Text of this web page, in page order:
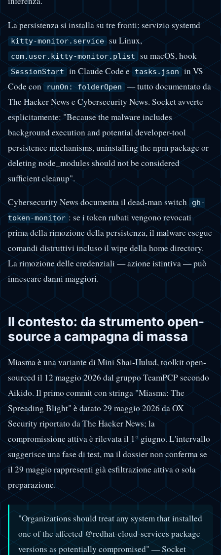
La persistenza si installa su tre fronti: servizio systemd
kitty-monitor.service su Linux,
com.user.kitty-monitor.plist su macOS, hook
SessionStart in Claude Code e tasks.json in VS
Code con runOn: folderOpen — tutto documentato da
The Hacker News e Cybersecurity News. Socket avverte
esplicitamente: "Because the malware includes
background execution and potential developer-tool
persistence mechanisms, uninstalling the npm package or
deleting node_modules should not be considered
sufficient cleanup".
Cybersecurity News documenta il dead-man switch gh-
token-monitor : se i token rubati vengono revocati
prima della rimozione della persistenza, il malware esegue
comandi distruttivi incluso il wipe della home directory.
La rimozione delle credenziali — azione istintiva — può
innescare danni maggiori.
Il contesto: da strumento open-
source a campagna di massa
Miasma è una variante di Mini Shai-Hulud, toolkit open-
sourced il 12 maggio 2026 dal gruppo TeamPCP secondo
Aikido. Il primo commit con stringa "Miasma: The
Spreading Blight" è datato 29 maggio 2026 da OX
Security riportato da The Hacker News; la
compromissione attiva è rilevata il 1° giugno. L'intervallo
suggerisce una fase di test, ma il dossier non conferma se
il 29 maggio rappresenti già esfiltrazione attiva o sola
preparazione.
"Organizations should treat any system that installed
one of the affected @redhat-cloud-services package
versions as potentially compromised" — Socket